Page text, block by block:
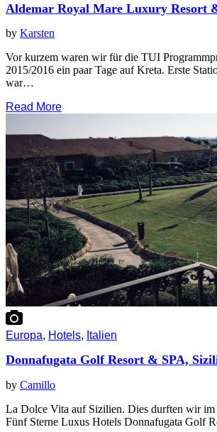
Aldemar Royal Mare Luxury Resort
by Karsten
Vor kurzem waren wir für die TUI
2015/2016 ein paar Tage auf Kreta. Erste
war…
Read More
Europa, Hotels, Italien
Donnafugata Golf Resort & SPA,
by Camillo
La Dolce Vita auf Sizilien. Dies durften wir im
Fünf Sterne Luxus Hotels Donnafugata Golf